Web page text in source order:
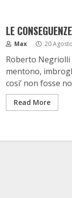
LE
Max 20
Roberto
mentono,
cosi’ non fosse
Read More